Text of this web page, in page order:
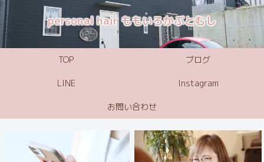
personal hair ももいろかぶとむし
TOP ブログ
LINE Instagram
お問い合わせ